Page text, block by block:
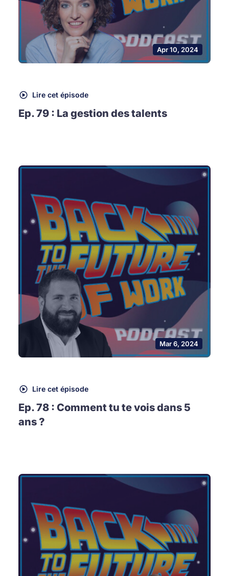
Apr 10, 2024
Lire cet épisode
Ep. 79 : La gestion des talents
Mar 6, 2024
Lire cet épisode
Ep. 78 : Comment tu te vois dans 5
ans ?